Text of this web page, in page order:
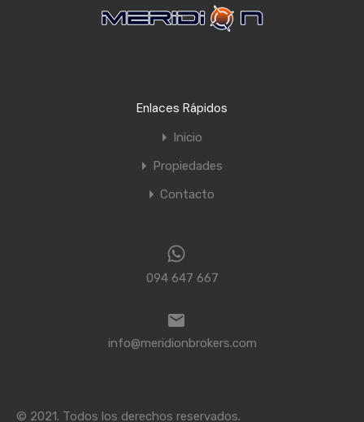
Enlaces Rápidos
Inicio
Propiedades
Contacto
094 647 667
info@meridionbrokers.com
© 2021. Todos los derechos reservados.